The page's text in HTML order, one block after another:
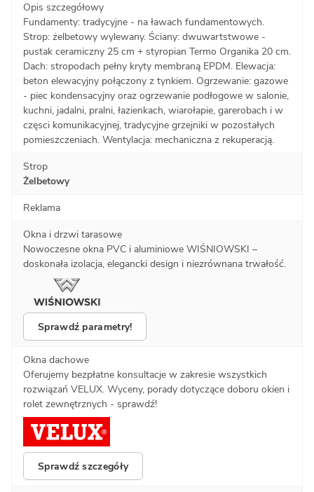
Opis szczegółowy
Fundamenty: tradycyjne - na ławach fundamentowych.
Strop: żelbetowy wylewany. Ściany: dwuwartstwowe -
pustak ceramiczny 25 cm + styropian Termo Organika 20 cm.
Dach: stropodach pełny kryty membraną EPDM. Elewacja:
beton elewacyjny połączony z tynkiem. Ogrzewanie: gazowe
- piec kondensacyjny oraz ogrzewanie podłogowe w salonie,
kuchni, jadalni, pralni, łazienkach, wiarołapie, garerobach i w
częsci komunikacyjnej, tradycyjne grzejniki w pozostałych
pomieszczeniach. Wentylacja: mechaniczna z rekuperacją.
Strop
Żelbetowy
Reklama
Okna i drzwi tarasowe
Nowoczesne okna PVC i aluminiowe WIŚNIOWSKI –
doskonała izolacja, elegancki design i niezrównana trwałość.
Sprawdź parametry!
Okna dachowe
Oferujemy bezpłatne konsultacje w zakresie wszystkich
rozwiązań VELUX. Wyceny, porady dotyczące doboru okien i
rolet zewnętrznych - sprawdź!
Sprawdź szczegóły